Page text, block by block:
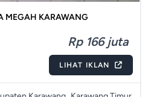
MEGAH KARAWANG
Rp 166 juta
LIHAT IKLAN